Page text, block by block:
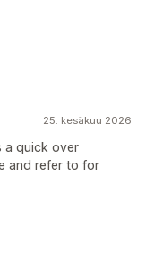
25. kesäkuu 2026
a quick over
and refer to for